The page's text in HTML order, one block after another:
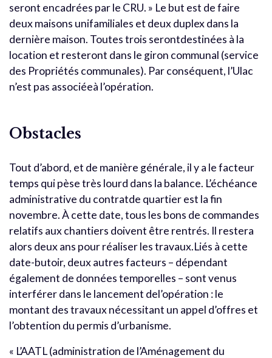
seront encadrées par le CRU. » Le but est de faire
deux maisons unifamiliales et deux duplex dans la
dernière maison. Toutes trois serontdestinées à la
location et resteront dans le giron communal (service
des Propriétés communales). Par conséquent, l’Ulac
n’est pas associéeà l’opération.
Obstacles
Tout d’abord, et de manière générale, il y a le facteur
temps qui pèse très lourd dans la balance. L’échéance
administrative du contratde quartier est la fin
novembre. À cette date, tous les bons de commandes
relatifs aux chantiers doivent être rentrés. Il restera
alors deux ans pour réaliser les travaux.Liés à cette
date-butoir, deux autres facteurs – dépendant
également de données temporelles – sont venus
interférer dans le lancement del’opération : le
montant des travaux nécessitant un appel d’offres et
l’obtention du permis d’urbanisme.
« L’AATL (administration de l’Aménagement du